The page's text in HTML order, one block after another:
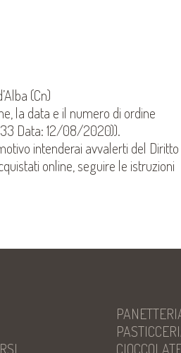
(Cn)
la data e il numero di ordine
Data: 12/08/2020)).
intenderai avvalerti del Diritto
online, seguire le istruzioni